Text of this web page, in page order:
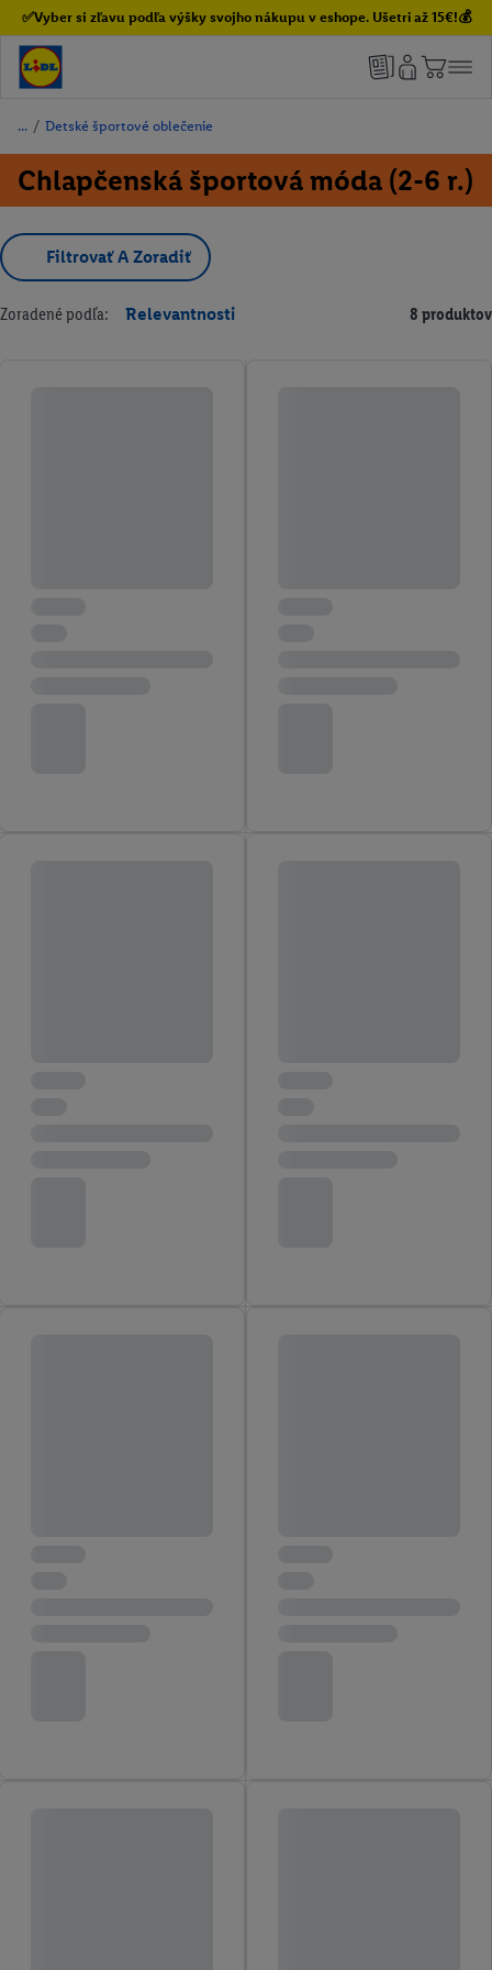
✅Vyber si zľavu podľa výšky svojho nákupu v eshope. Ušetri až 15€!💰
/ Detské športové oblečenie
Chlapčenská športová móda (2-6 r.)
Filtrovať A Zoradiť
Zoradené podľa: Relevantnosti 8 produktov